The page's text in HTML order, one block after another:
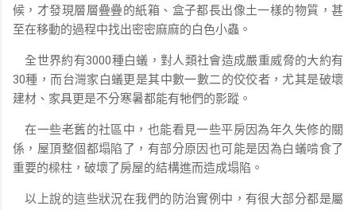
候，才發現層層疊疊的紙箱、盒子都長出像土一樣的物質，甚
至在移動的過程中找出密密麻麻的白色小蟲。
全世界約有3000種白蟻，對人類社會造成嚴重威脅的大約有
30種，而台灣家白蟻更是其中數一數二的佼佼者，尤其是破壞
建材、家具更是不分寒暑都能有牠們的影蹤。
在一些老舊的社區中，也能看見一些平房因為年久失修的關
係，屋頂整個都塌陷了，有部分原因也可能是因為白蟻啃食了
重要的樑柱，破壞了房屋的結構進而造成塌陷。
以上說的這些狀況在我們的防治實例中，有很大部分都是屬